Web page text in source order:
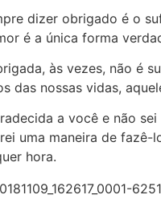
dizer obrigado é o
é a única forma
às vezes, não é
das nossas vidas,
a você e não
uma maneira de fazê-
hora.